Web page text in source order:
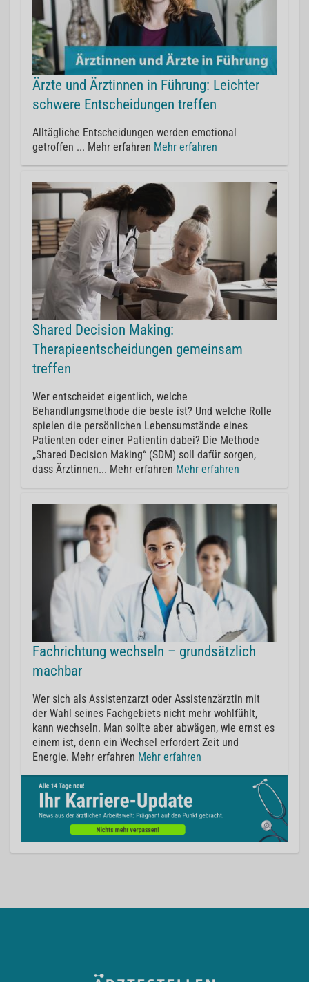
Ärzte und Ärztinnen in Führung: Leichter
schwere Entscheidungen treffen
Alltägliche Entscheidungen werden emotional
getroffen ... Mehr erfahren Mehr erfahren
Shared Decision Making:
Therapieentscheidungen gemeinsam
treffen
Wer entscheidet eigentlich, welche
Behandlungsmethode die beste ist? Und welche Rolle
spielen die persönlichen Lebensumstände eines
Patienten oder einer Patientin dabei? Die Methode
„Shared Decision Making“ (SDM) soll dafür sorgen,
dass Ärztinnen... Mehr erfahren Mehr erfahren
Fachrichtung wechseln – grundsätzlich
machbar
Wer sich als Assistenzarzt oder Assistenzärztin mit
der Wahl seines Fachgebiets nicht mehr wohlfühlt,
kann wechseln. Man sollte aber abwägen, wie ernst es
einem ist, denn ein Wechsel erfordert Zeit und
Energie. Mehr erfahren Mehr erfahren